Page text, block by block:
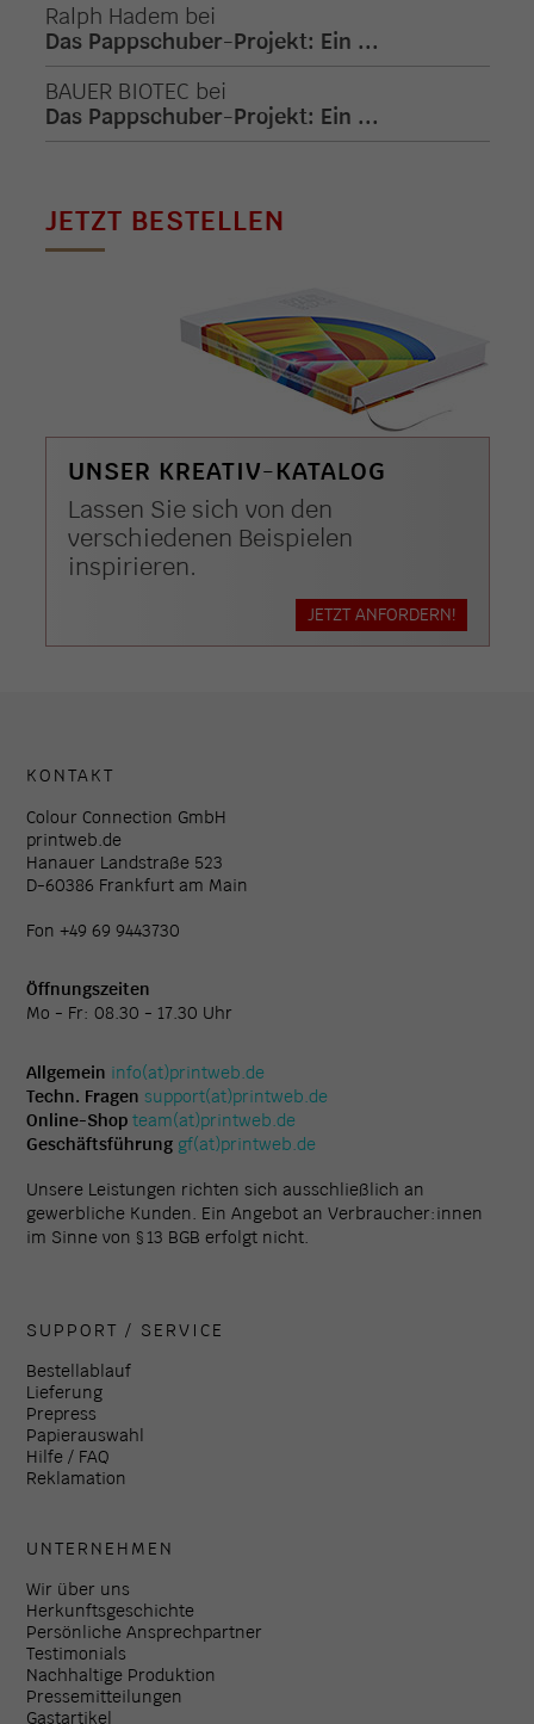
Ralph Hadem bei
Das Pappschuber-Projekt: Ein ...
BAUER BIOTEC bei
Das Pappschuber-Projekt: Ein ...
JETZT BESTELLEN
UNSER KREATIV-KATALOG
Lassen Sie sich von den
verschiedenen Beispielen
inspirieren.
JETZT ANFORDERN!
KONTAKT
Colour Connection GmbH
printweb.de
Hanauer Landstraße 523
D-60386 Frankfurt am Main
Fon +49 69 9443730
Öffnungszeiten
Mo - Fr: 08.30 - 17.30 Uhr
Allgemein info(at)printweb.de
Techn. Fragen support(at)printweb.de
Online-Shop team(at)printweb.de
Geschäftsführung gf(at)printweb.de
Unsere Leistungen richten sich ausschließlich an
gewerbliche Kunden. Ein Angebot an Verbraucher:innen
im Sinne von § 13 BGB erfolgt nicht.
SUPPORT / SERVICE
Bestellablauf
Lieferung
Prepress
Papierauswahl
Hilfe / FAQ
Reklamation
UNTERNEHMEN
Wir über uns
Herkunftsgeschichte
Persönliche Ansprechpartner
Testimonials
Nachhaltige Produktion
Pressemitteilungen
Gastartikel